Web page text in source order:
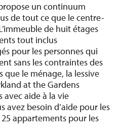
un continuum
de tout ce que le centre-
de huit étages
tout inclus
pour les personnes qui
sans les contraintes des
le ménage, la lessive
at the Gardens
avec aide à la vie
avez besoin d’aide pour les
appartements pour les